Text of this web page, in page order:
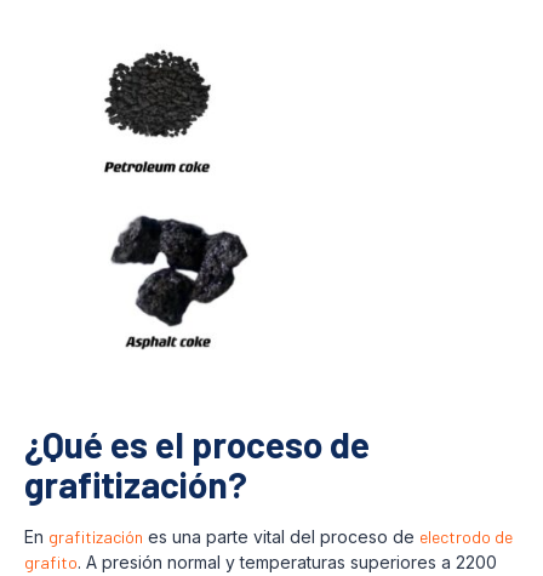
¿Qué es el proceso de
grafitización?
En grafitización es una parte vital del proceso de electrodo de
grafito. A presión normal y temperaturas superiores a 2200